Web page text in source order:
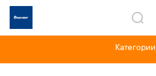
Категории